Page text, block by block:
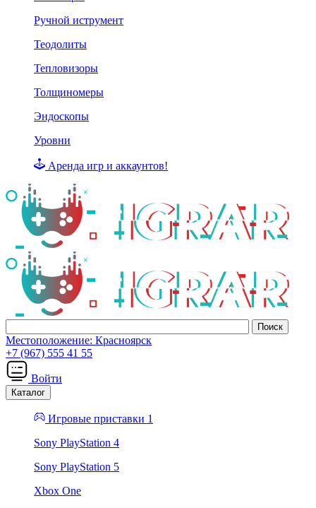
Ручной иструмент
Теодолиты
Тепловизоры
Толщиномеры
Эндоскопы
Уровни
Аренда игр и аккаунтов!
Местоположение: Красноярск
+7 (967) 555 41 55
Войти
Каталог
Игровые приставки 1
Sony PlayStation 4
Sony PlayStation 5
Xbox One